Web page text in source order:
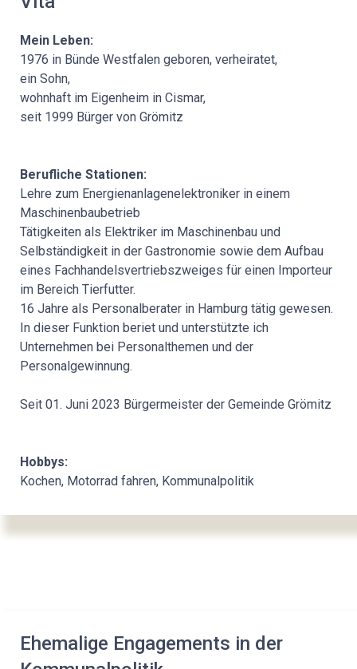
Mein Leben:
1976 in Bünde Westfalen geboren, verheiratet,
ein Sohn,
wohnhaft im Eigenheim in Cismar,
seit 1999 Bürger von Grömitz
Berufliche Stationen:
Lehre zum Energienanlagenelektroniker in einem
Maschinenbaubetrieb
Tätigkeiten als Elektriker im Maschinenbau und
Selbständigkeit in der Gastronomie sowie dem Aufbau
eines Fachhandelsvertriebszweiges für einen Importeur
im Bereich Tierfutter.
16 Jahre als Personalberater in Hamburg tätig gewesen.
In dieser Funktion beriet und unterstützte ich
Unternehmen bei Personalthemen und der
Personalgewinnung.
Seit 01. Juni 2023 Bürgermeister der Gemeinde Grömitz
Hobbys:
Kochen, Motorrad fahren, Kommunalpolitik
Ehemalige Engagements in der